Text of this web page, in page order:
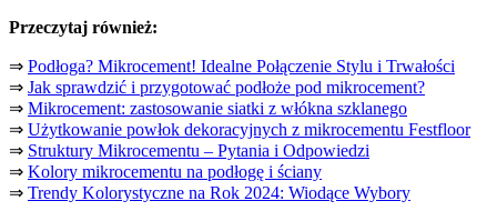
Przeczytaj również:
⇒ Podłoga? Mikrocement! Idealne Połączenie Stylu i Trwałości
⇒ Jak sprawdzić i przygotować podłoże pod mikrocement?
⇒ Mikrocement: zastosowanie siatki z włókna szklanego
⇒ Użytkowanie powłok dekoracyjnych z mikrocementu Festfloor
⇒ Struktury Mikrocementu – Pytania i Odpowiedzi
⇒ Kolory mikrocementu na podłogę i ściany
⇒ Trendy Kolorystyczne na Rok 2024: Wiodące Wybory